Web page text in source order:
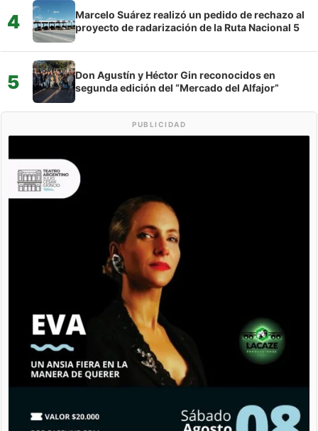
4
Marcelo Suárez realizó un pedido de rechazo al
proyecto de radarización de la Ruta Nacional 5
5
Don Agustín y Héctor Gin reconocidos en
segunda edición del “Mercado del Alfajor”
PUBLICIDAD